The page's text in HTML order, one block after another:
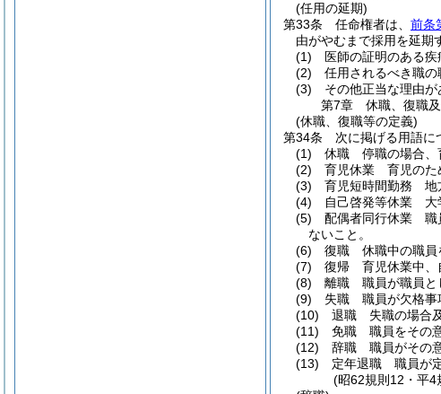
(任用の延期)
第33条
任命権者は、 前条
由がやむまで採用を延期
(1)
医師の証明のある
(2)
任用されるべき職
(3)
その他正当な理由が
第7章
休職、復職
(休職、復職等の定義)
第34条
次に掲げる用語に
(1)
休職 停職の場合、
(2)
育児休業 育児のた
(3)
育児短時間勤務 地
(4)
自己啓発等休業 大
(5)
配偶者同行休業 職
ないこと。
(6)
復職 休職中の職員
(7)
復帰 育児休業中、
(8)
離職 職員が職員と
(9)
失職 職員が欠格事
(10)
退職 失職の場合及
(11)
免職 職員をその意
(12)
辞職 職員がその意
(13)
定年退職 職員が
(昭62規則12・平4